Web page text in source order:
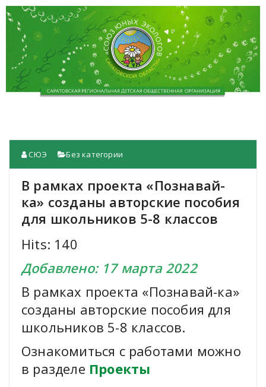
СЮЭ Без категории
В рамках проекта «Познавай-
ка» созданы авторские пособия
для школьников 5-8 классов
Hits: 140
Добавлено: 17 марта 2022
В рамках проекта «Познавай-ка»
созданы авторские пособия для
школьников 5-8 классов.
Ознакомиться с работами можно
в разделе Проекты